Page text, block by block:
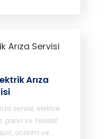
Arıza
servisi; elektrik
pano ve tesisat
onarım ve…